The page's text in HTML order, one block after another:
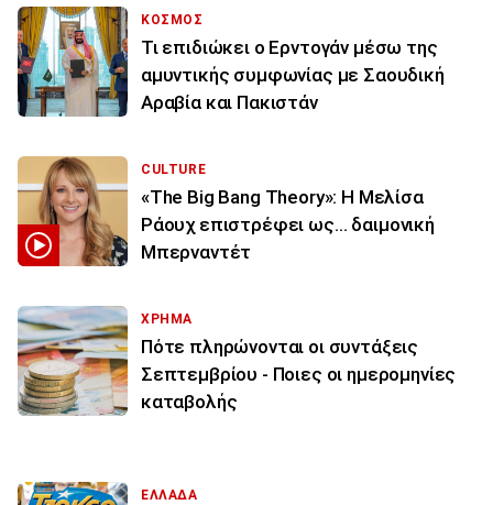
ΚΟΣΜΟΣ
Τι επιδιώκει ο Ερντογάν μέσω της
αμυντικής συμφωνίας με Σαουδική
Αραβία και Πακιστάν
CULTURE
«The Big Bang Theory»: Η Μελίσα
Ράουχ επιστρέφει ως… δαιμονική
Μπερναντέτ
ΧΡΗΜΑ
Πότε πληρώνονται οι συντάξεις
Σεπτεμβρίου - Ποιες οι ημερομηνίες
καταβολής
ΕΛΛΑΔΑ